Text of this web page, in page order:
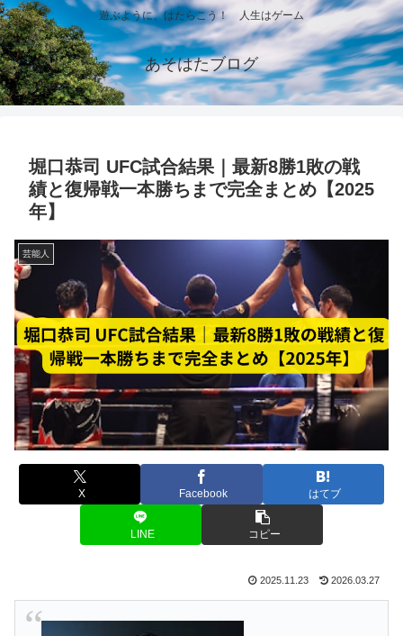
遊ぶように、はたらこう！ 人生はゲーム
あそはたブログ
堀口恭司 UFC試合結果｜最新8勝1敗の戦
績と復帰戦一本勝ちまで完全まとめ【2025
年】
芸能人
X Facebook はてブ
LINE コピー
2025.11.23 2026.03.27